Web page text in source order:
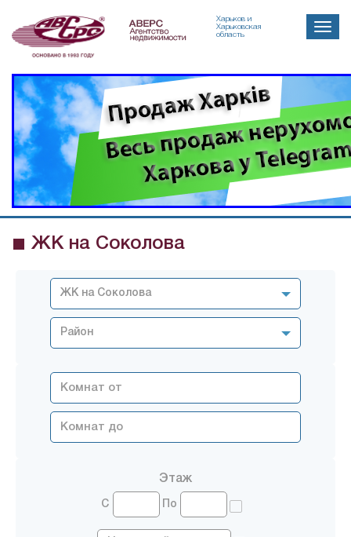
Харьков и
Харьковская
область
Toggle
ЖК на Соколова
ЖК на Соколова
Район
Этаж
С По